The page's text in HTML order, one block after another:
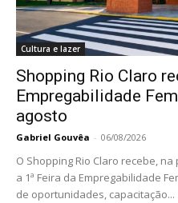
Cultura e lazer
Shopping Rio Claro
Empregabilidade
agosto
Gabriel Gouvêa - 06/08/2026
O Shopping Rio Claro recebe,
a 1ª Feira da Empregabilidade
de oportunidades, capacitação...